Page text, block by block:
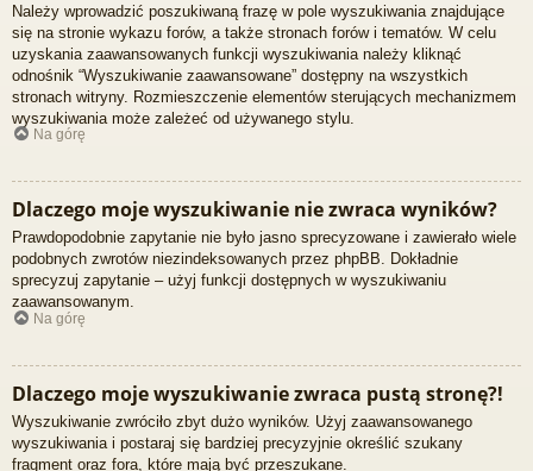
Należy wprowadzić poszukiwaną frazę w pole wyszukiwania znajdujące
się na stronie wykazu forów, a także stronach forów i tematów. W celu
uzyskania zaawansowanych funkcji wyszukiwania należy kliknąć
odnośnik “Wyszukiwanie zaawansowane” dostępny na wszystkich
stronach witryny. Rozmieszczenie elementów sterujących mechanizmem
wyszukiwania może zależeć od używanego stylu.
Na górę
Dlaczego moje wyszukiwanie nie zwraca wyników?
Prawdopodobnie zapytanie nie było jasno sprecyzowane i zawierało wiele
podobnych zwrotów niezindeksowanych przez phpBB. Dokładnie
sprecyzuj zapytanie – użyj funkcji dostępnych w wyszukiwaniu
zaawansowanym.
Na górę
Dlaczego moje wyszukiwanie zwraca pustą stronę?!
Wyszukiwanie zwróciło zbyt dużo wyników. Użyj zaawansowanego
wyszukiwania i postaraj się bardziej precyzyjnie określić szukany
fragment oraz fora, które mają być przeszukane.